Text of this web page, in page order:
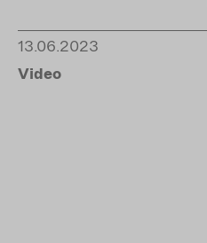
13.06.2023
Video